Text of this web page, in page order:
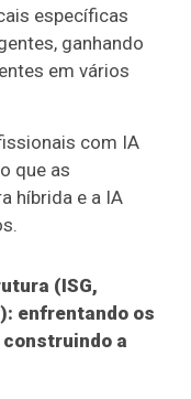
específicas
ganhando
em vários
com IA
que as
híbrida e a IA
(ISG,
enfrentando os
a